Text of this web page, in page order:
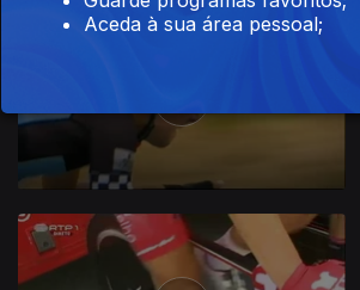
203095
Aceda à sua área pessoal;